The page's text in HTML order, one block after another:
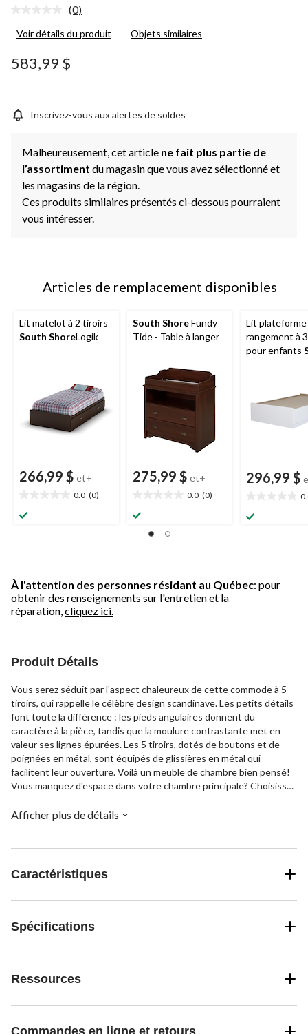
Aucune
pour
produit.
Lien
page.
(0)
Voir détails du produit Objets similaires
583,99 $
Inscrivez-vous aux alertes de soldes
Malheureusement, cet article ne fait plus partie de
l’assortiment du magasin que vous avez sélectionné et
les magasins de la région.
Ces produits similaires présentés ci-dessous pourraient
vous intéresser.
Articles de remplacement disponibles
Lit matelot à 2 tiroirs
South ShoreLogik
266,99 $ et+
0.0 (0)
étoile(s)
South ShoreFundy
Tide - Table à langer
275,99 $ et+
0.0 (0)
étoile(s)
Lit plateforme
rangement à
pour enfants
296,99 $
étoile(s)
À l'attention des personnes résidant au Québec: pour
obtenir des renseignements sur l'entretien et la
réparation, cliquez ici.
Produit Détails
Vous serez séduit par l'aspect chaleureux de cette commode à 5
tiroirs, qui rappelle le célèbre design scandinave. Les petits détails
font toute la différence : les pieds angulaires donnent du
caractère à la pièce, tandis que la moulure contrastante met en
valeur ses lignes épurées. Les 5 tiroirs, dotés de boutons et de
poignées en métal, sont équipés de glissières en métal qui
facilitent leur ouverture. Voilà un meuble de chambre bien pensé!
Vous manquez d'espace dans votre chambre principale? Choisissez
encombrement, mais vous offre beaucoup d'espace de rangement.
Afficher plus de détails
Caractéristiques
Spécifications
Ressources
Commandes en ligne et retours